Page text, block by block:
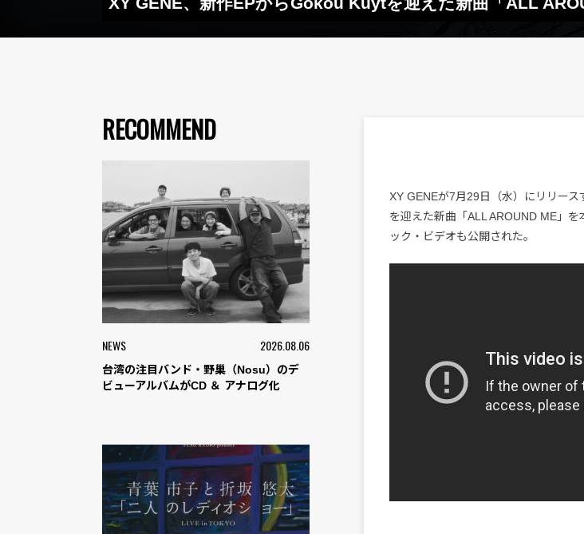
RECOMMEND
NEWS 2026.08.06
台湾の注目バンド・野巢（Nosu）のデ
ビューアルバムがCD ＆ アナログ化
XY GENEが7月29日（水）にリリー
を迎えた新曲「ALL AROUND ME」
ック・ビデオも公開された。